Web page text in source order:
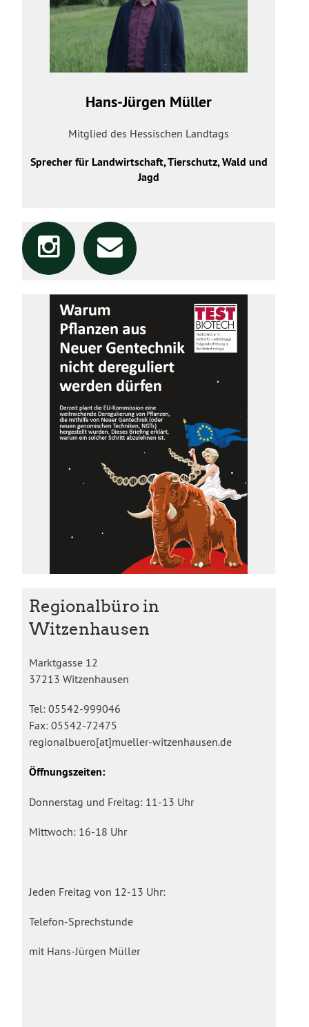
Hans-Jürgen Müller
Mitglied des Hessischen Landtags
Sprecher für Landwirtschaft, Tierschutz, Wald und
Jagd
Regionalbüro in
Witzenhausen
Marktgasse 12
37213 Witzenhausen
Tel: 05542-999046
Fax: 05542-72475
regionalbuero[at]mueller-witzenhausen.de
Öffnungszeiten:
Donnerstag und Freitag: 11-13 Uhr
Mittwoch: 16-18 Uhr
Jeden Freitag von 12-13 Uhr:
Telefon-Sprechstunde
mit Hans-Jürgen Müller